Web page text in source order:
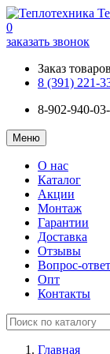
0
заказать звонок
Заказ
8 (391) 221-
8-902-940-
Меню
О нас
Каталог
Акции
Монтаж
Гарантии
Доставка
Отзывы
Вопрос-ответ
Опт
Контакты
Главная